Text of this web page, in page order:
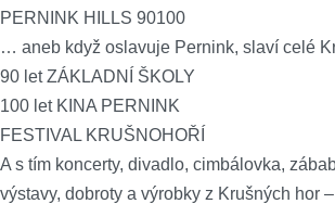
PERNINK HILLS 90100
… aneb když oslavuje Pernink, slaví celé
90 let ZÁKLADNÍ ŠKOLY
100 let KINA PERNINK
FESTIVAL KRUŠNOHOŘÍ
A s tím koncerty, divadlo, cimbálovka,
výstavy, dobroty a výrobky z Krušných hor